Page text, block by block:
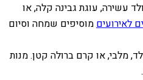
עשירה, עוגת גבינה קלה, או
לאירועיםמוסיפים שמחה וסיום
מלבי, או קרם ברולה קטן. מנות